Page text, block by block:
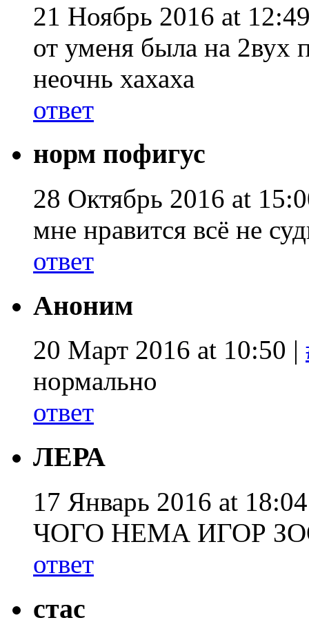
21 Ноябрь 2016 at
от уменя была на 2вух
неочнь хахаха
ответ
норм пофигус
28 Октябрь 2016 at
мне нравится всё не
ответ
Аноним
20 Март 2016 at 10:50 |
нормально
ответ
ЛЕРА
17 Январь 2016 at
ЧОГО НЕМА ИГОР
ответ
стас